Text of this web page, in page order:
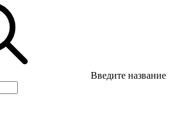
Введите название